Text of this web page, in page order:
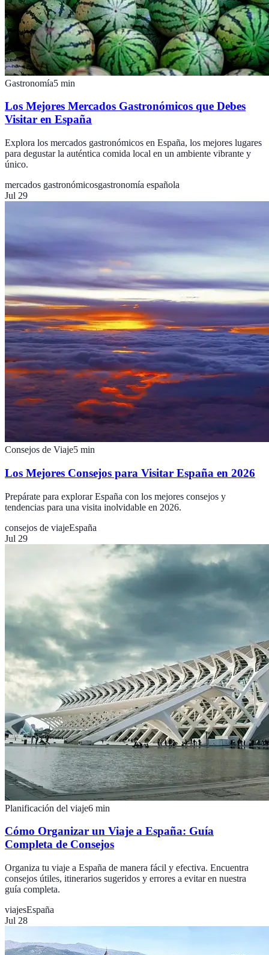
Gastronomía5 min
Los Mejores Mercados Gastronómicos que Debes
Visitar en España
Explora los mercados gastronómicos en España, los mejores lugares
para degustar la auténtica comida local en un ambiente vibrante y
único.
mercados gastronómicosgastronomía española
Jul 29
Consejos de Viaje5 min
Los Mejores Consejos para Visitar España en 2026
Prepárate para explorar España con los mejores consejos y
tendencias para una visita inolvidable en 2026.
consejos de viajeEspaña
Jul 29
Planificación del viaje6 min
Cómo Organizar un Viaje a España: Guía
Completa de Consejos
Organiza tu viaje a España de manera fácil y efectiva. Encuentra
consejos útiles, itinerarios sugeridos y errores a evitar en nuestra
guía completa.
viajesEspaña
Jul 28